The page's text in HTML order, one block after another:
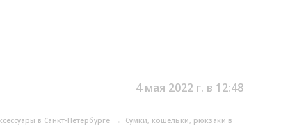
4 мая 2022 г. в 12:48
в Санкт-Петербурге → Сумки, кошельки, рюкзаки в